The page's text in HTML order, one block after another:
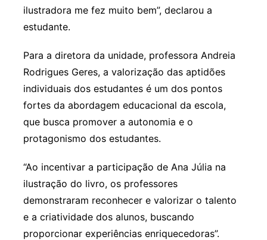
ilustradora me fez muito bem”, declarou a
estudante.
Para a diretora da unidade, professora Andreia
Rodrigues Geres, a valorização das aptidões
individuais dos estudantes é um dos pontos
fortes da abordagem educacional da escola,
que busca promover a autonomia e o
protagonismo dos estudantes.
“Ao incentivar a participação de Ana Júlia na
ilustração do livro, os professores
demonstraram reconhecer e valorizar o talento
e a criatividade dos alunos, buscando
proporcionar experiências enriquecedoras”.